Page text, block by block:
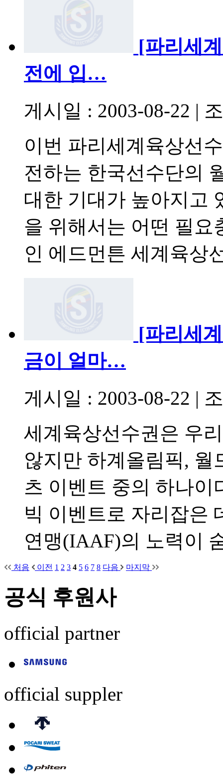
[파리세
전에 입…
게시일 : 2003-08-22 |
이번 파리세계육상선
전하는 한국선수단의
대한 기대가 높아지고
을 위해서는 어떤 필요
인 에드먼튼 세계육상
[파리세
금이 얼마…
게시일 : 2003-08-22 |
세계육상선수권은 우
않지만 하계올림픽, 월
츠 이벤트 중의 하나
빅 이벤트로 자리잡은
연맹(IAAF)의 노력이
처음 이전 1 2 3 4 5 6 7 8 다음 마지막
공식 후원사
official partner
official suppler